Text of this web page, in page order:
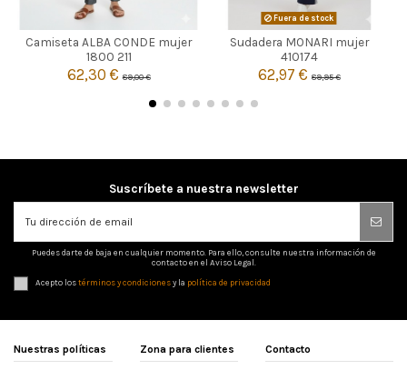
Camiseta ALBA CONDE mujer
1800 211
62,30 €89,00 €
BEIGE
L

Fuera de stock
Sudadera MONARI mujer
410174
62,97 € 89,95 €
 Agotado
Suscríbete a nuestra newsletter
Puedes darte de baja en cualquier momento. Para ello, consulte nuestra información de
contacto en el Aviso Legal.
Acepto lostérminos y condicionesy la política de privacidad
Nuestras políticas Zona para clientes Contacto